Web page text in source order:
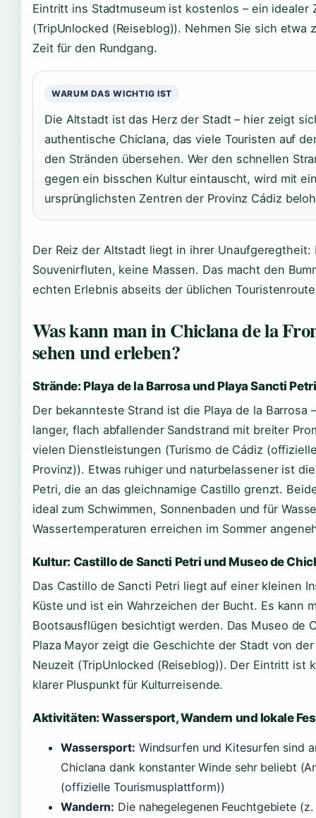
Eintritt ins Stadtmuseum ist kostenlos – ein idealer
(TripUnlocked (Reiseblog)). Nehmen Sie sich etwa
Zeit für den Rundgang.
WARUM DAS WICHTIG IST
Die Altstadt ist das Herz der Stadt – hier zeigt
authentische Chiclana, das viele Touristen auf
den Stränden übersehen. Wer den schnellen
gegen ein bisschen Kultur eintauscht, wird mit
ursprünglichsten Zentren der Provinz Cádiz
Der Reiz der Altstadt liegt in ihrer Unaufgeregtheit:
Souvenirfluten, keine Massen. Das macht den
echten Erlebnis abseits der üblichen
Was kann man in Chiclana de la
sehen und erleben?
Strände: Playa de la Barrosa und Playa Sancti Petri
Der bekannteste Strand ist die Playa de la Barrosa
langer, flach abfallender Sandstrand mit breiter
vielen Dienstleistungen (Turismo de Cádiz
Provinz)). Etwas ruhiger und naturbelassener ist
Petri, die an das gleichnamige Castillo grenzt.
ideal zum Schwimmen, Sonnenbaden und für
Wassertemperaturen erreichen im Sommer
Kultur: Castillo de Sancti Petri und Museo de
Das Castillo de Sancti Petri liegt auf einer kleinen
Küste und ist ein Wahrzeichen der Bucht. Es kann
Bootsausflügen besichtigt werden. Das Museo de
Plaza Mayor zeigt die Geschichte der Stadt von
Neuzeit (TripUnlocked (Reiseblog)). Der Eintritt ist
klarer Pluspunkt für Kulturreisende.
Aktivitäten: Wassersport, Wandern und lokale
Wassersport: Windsurfen und Kitesurfen sind
Chiclana dank konstanter Winde sehr beliebt
(offizielle Tourismusplattform))
Wandern: Die nahegelegenen Feuchtgebiete (z.